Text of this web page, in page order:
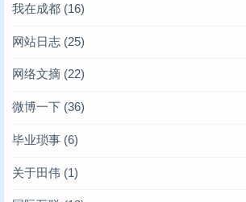
我在成都 (16)
网站日志 (25)
网络文摘 (22)
微博一下 (36)
毕业琐事 (6)
关于田伟 (1)